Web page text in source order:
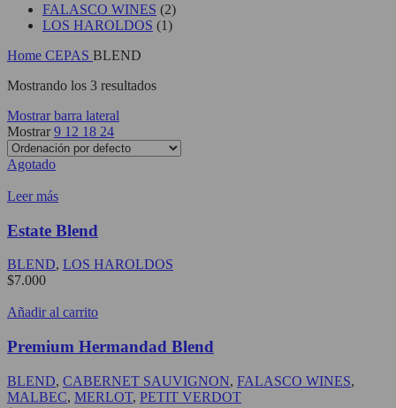
FALASCO WINES (2)
LOS HAROLDOS (1)
Home CEPAS BLEND
Mostrando los 3 resultados
Mostrar barra lateral
Mostrar 9 12 18 24
Agotado
Leer más
Estate Blend
BLEND, LOS HAROLDOS
$7.000
Añadir al carrito
Premium Hermandad Blend
BLEND, CABERNET SAUVIGNON, FALASCO WINES,
MALBEC, MERLOT, PETIT VERDOT